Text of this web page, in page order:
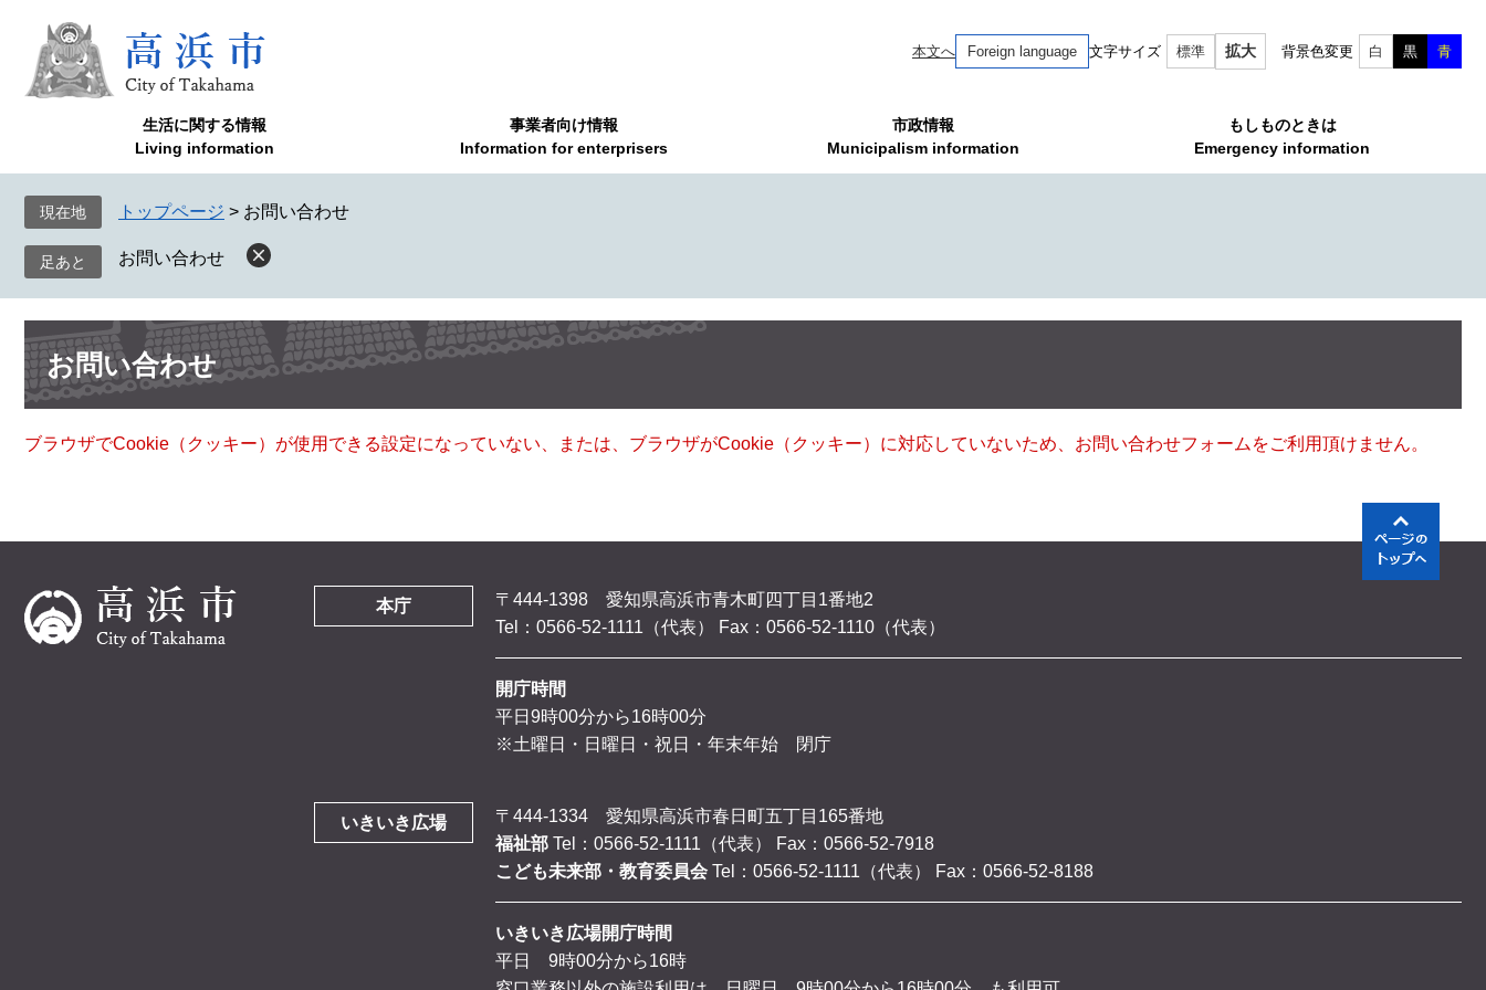
で
ば
へ
本文へ Foreign language 文字サイズ 標準 拡大 背景色変更 白 黒 青
生活に関する情報
Living information
事業者向け情報
Information for enterprisers
市政情報
Municipalism information
もしものときは
Emergency information
現在地 トップページ > お問い合わせ
お問い合わせ
本
文 お問い合わせ
ブラウザでCookie（クッキー）が使用できる設定になっていない、または、ブラウザがCookie（クッキー）に対応していないため、お問い合わせフォームをご利用頂けません。
本庁
〒444-1398 愛知県高浜市青木町四丁目1番地2
Tel：0566-52-1111（代表）
Fax：0566-52-1110（代表）
開庁時間
平日9時00分から16時00分
※土曜日・日曜日・祝日・年末年始 閉庁
いきいき広場
〒444-1334 愛知県高浜市春日町五丁目165番地
福祉部 Tel：0566-52-1111（代表）
Fax：0566-52-7918
こども未来部・教育委員会 Tel：0566-52-1111（代表） Fax：0566-52-8188
いきいき広場開庁時間
平日 9時00分から16時